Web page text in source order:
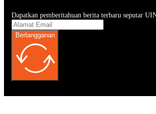
Dapatkan pemberitahuan berita terbaru seputar
Berlangganan